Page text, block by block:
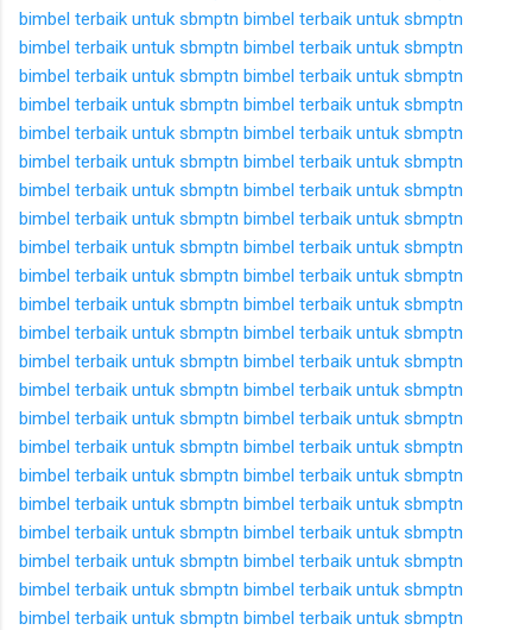
bimbel terbaik untuk sbmptn bimbel terbaik untuk sbmptn
bimbel terbaik untuk sbmptn bimbel terbaik untuk sbmptn
bimbel terbaik untuk sbmptn bimbel terbaik untuk sbmptn
bimbel terbaik untuk sbmptn bimbel terbaik untuk sbmptn
bimbel terbaik untuk sbmptn bimbel terbaik untuk sbmptn
bimbel terbaik untuk sbmptn bimbel terbaik untuk sbmptn
bimbel terbaik untuk sbmptn bimbel terbaik untuk sbmptn
bimbel terbaik untuk sbmptn bimbel terbaik untuk sbmptn
bimbel terbaik untuk sbmptn bimbel terbaik untuk sbmptn
bimbel terbaik untuk sbmptn bimbel terbaik untuk sbmptn
bimbel terbaik untuk sbmptn bimbel terbaik untuk sbmptn
bimbel terbaik untuk sbmptn bimbel terbaik untuk sbmptn
bimbel terbaik untuk sbmptn bimbel terbaik untuk sbmptn
bimbel terbaik untuk sbmptn bimbel terbaik untuk sbmptn
bimbel terbaik untuk sbmptn bimbel terbaik untuk sbmptn
bimbel terbaik untuk sbmptn bimbel terbaik untuk sbmptn
bimbel terbaik untuk sbmptn bimbel terbaik untuk sbmptn
bimbel terbaik untuk sbmptn bimbel terbaik untuk sbmptn
bimbel terbaik untuk sbmptn bimbel terbaik untuk sbmptn
bimbel terbaik untuk sbmptn bimbel terbaik untuk sbmptn
bimbel terbaik untuk sbmptn bimbel terbaik untuk sbmptn
bimbel terbaik untuk sbmptn bimbel terbaik untuk sbmptn